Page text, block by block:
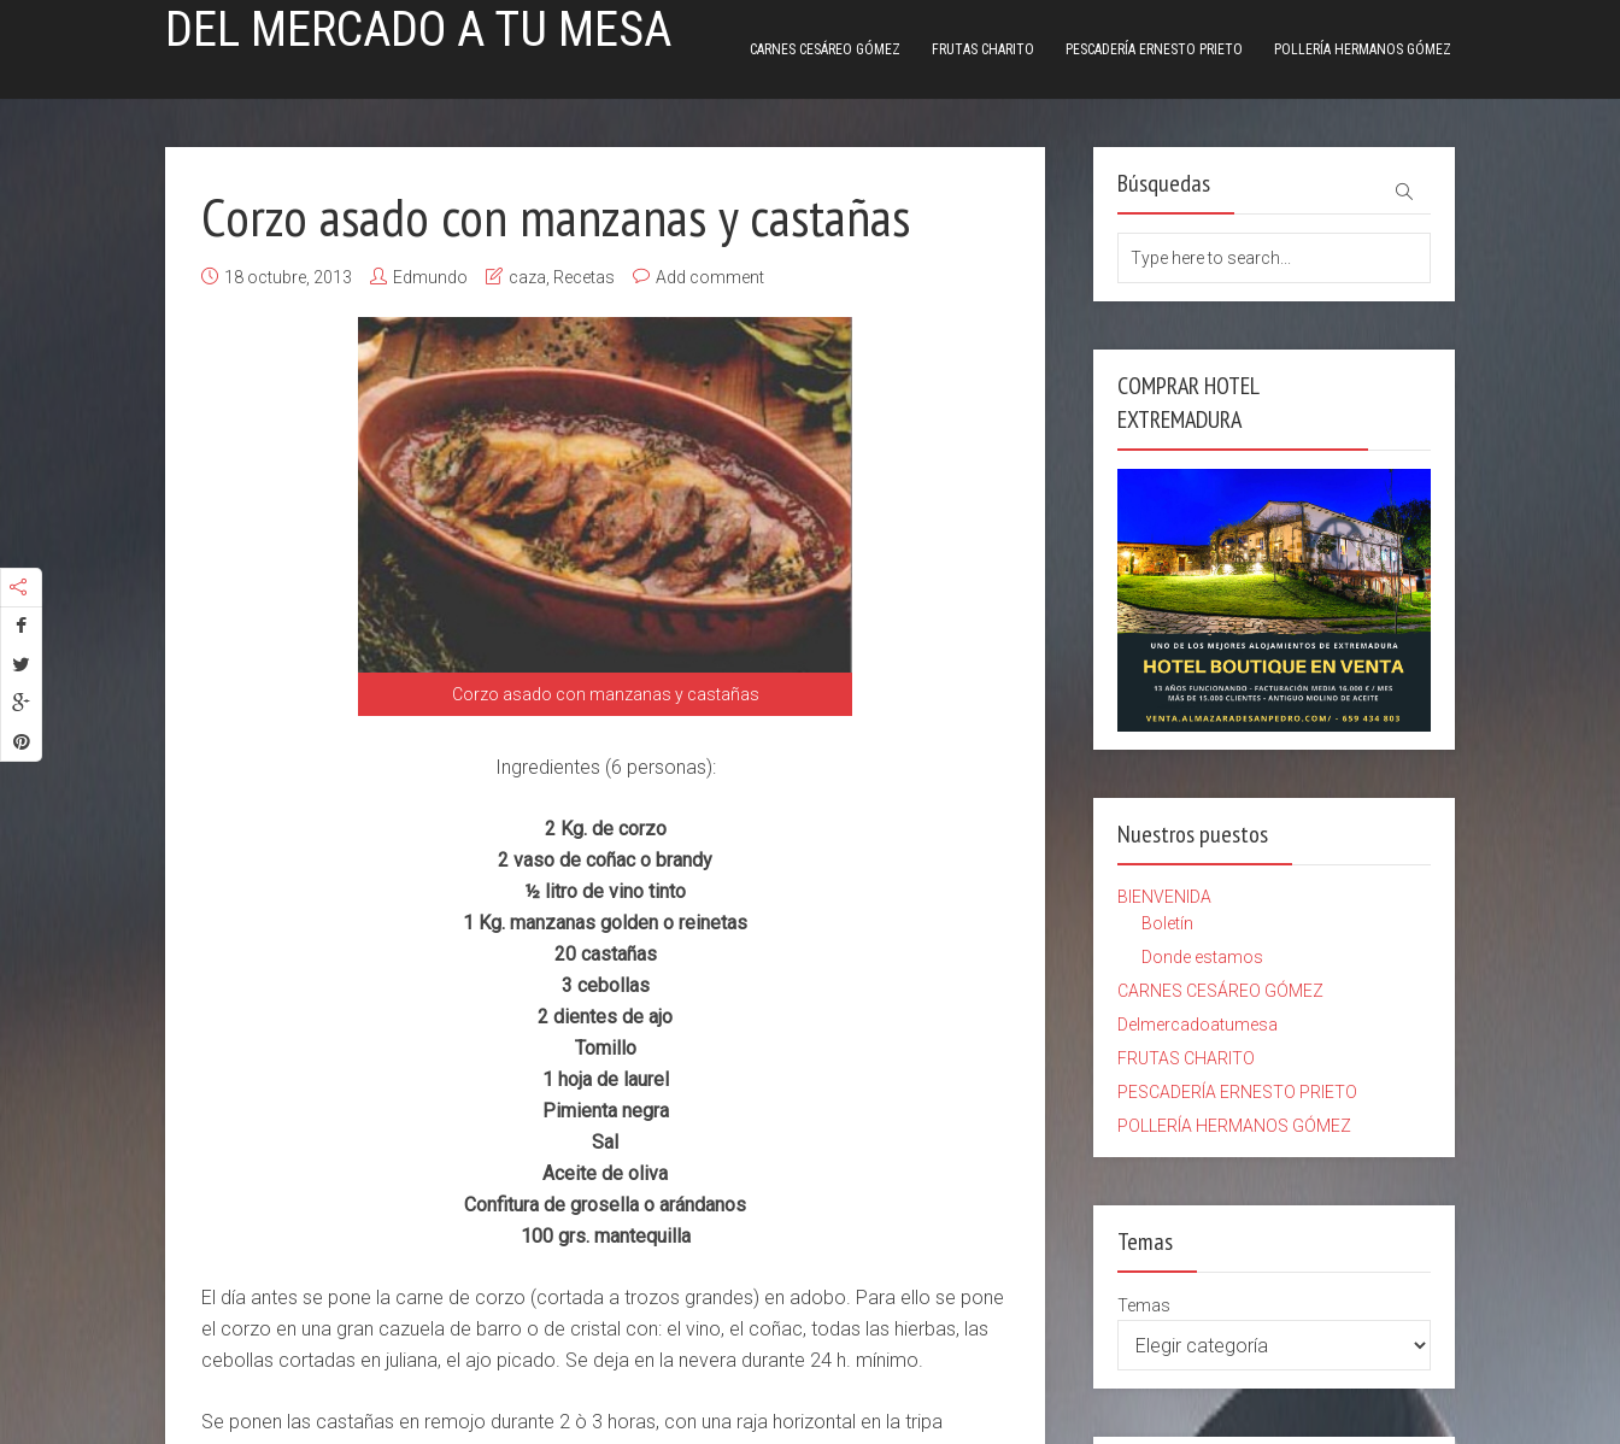
DEL MERCADO A TU MESA CARNES CESÁREO GÓMEZ FRUTAS CHARITO PESCADERÍA ERNESTO PRIETO POLLERÍA HERMANOS GÓMEZ
Corzo asado con manzanas y castañas
18 octubre, 2013 Edmundo caza Recetas Add comment
Corzo asado con manzanas y castañas
Ingredientes (6 personas):
2 Kg. de corzo
2 vaso de coñac o brandy
½ litro de vino tinto
1 Kg. manzanas golden o reinetas
20 castañas
3 cebollas
2 dientes de ajo
Tomillo
1 hoja de laurel
Pimienta negra
Sal
Aceite de oliva
Confitura de grosella o arándanos
100 grs. mantequilla
El día antes se pone la carne de corzo (cortada a trozos grandes) en adobo. Para ello se pone
el corzo en una gran cazuela de barro o de cristal con: el vino, el coñac, todas las hierbas, las
cebollas cortadas en juliana, el ajo picado. Se deja en la nevera durante 24 h. mínimo.
Se ponen las castañas en remojo durante 2 ò 3 horas, con una raja horizontal en la tripa
Búsquedas
COMPRAR HOTEL
EXTREMADURA
Nuestros puestos
BIENVENIDA
Boletín
Donde estamos
CARNES CESÁREO GÓMEZ
Delmercadoatumesa
FRUTAS CHARITO
PESCADERÍA ERNESTO PRIETO
POLLERÍA HERMANOS GÓMEZ
Temas
Temas